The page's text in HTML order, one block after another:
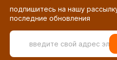
подпишитесь на нашу
последние обновления